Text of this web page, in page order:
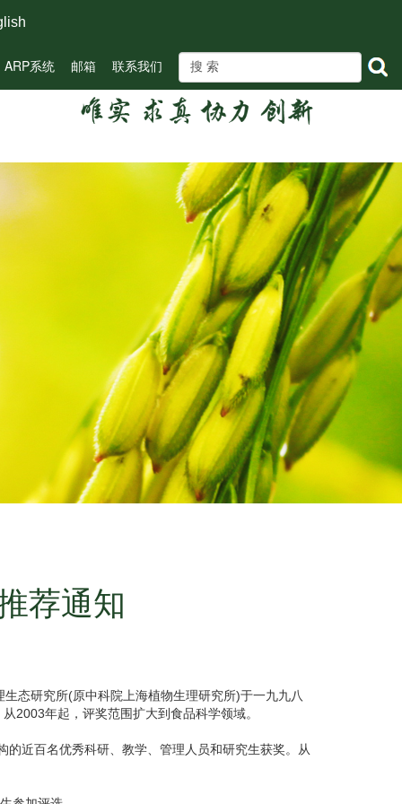
ARP系统 邮箱 联系我们
荐通知
态研究所(原中科院上海植物生理研究所)于一九九八
2003年起，评奖范围扩大到食品科学领域。
近百名优秀科研、教学、管理人员和研究生获奖。从